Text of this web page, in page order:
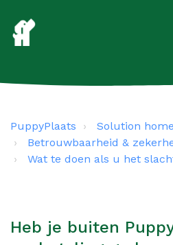
PuppyPlaats
Solution home
Betrouwbaarheid &
Wat te doen als u het
Heb je buiten